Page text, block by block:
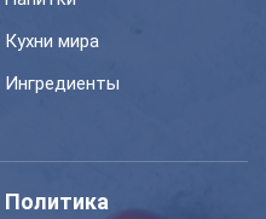
Кухни мира
Ингредиенты
Политика